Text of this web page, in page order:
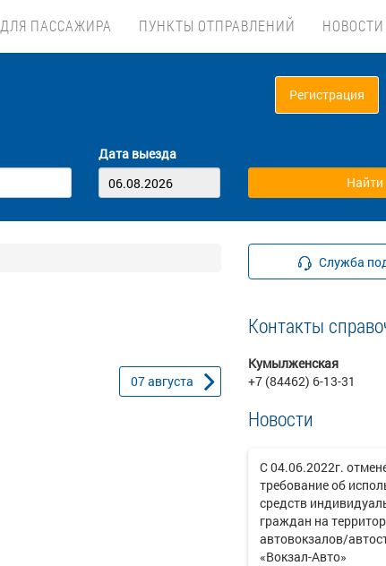
ДЛЯ ПАССАЖИРА ПУНКТЫ ОТПРАВЛЕНИЙ НОВОСТИ
Регистрация
Дата выезда
07августа
Служба
Контакты
Кумылженская
+7 (84462) 6-13-31
Новости
С 04.06.2022г.
требование об
средств
граждан на
автовокзалов/
«Вокзал-Авто»